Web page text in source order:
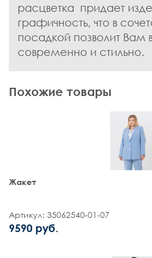
расцветка придает
графичность, что в
посадкой позволит Вам
современно и стильно.
Похожие товары
Жакет
Артикул: 35062540-01-07
9590 руб.